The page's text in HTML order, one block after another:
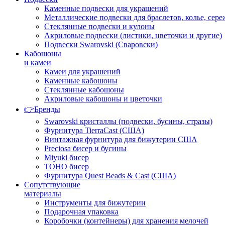
Каменные подвески для украшений
Металлические подвески для браслетов, колье,
Стеклянные подвески и кулоны
Акриловые подвески (листики, цветочки и другие)
Подвески Swarovski (Сваровски)
Кабошоны
и камеи
Камеи для украшений
Каменные кабошоны
Стеклянные кабошоны
Акриловые кабошоны и цветочки
👉Бренды
Swarovski кристаллы (подвески, бусины, стразы)
Фурнитура TierraCast (США)
Винтажная фурнитура для бижутерии США
Preciosa бисер и бусины
Miyuki бисер
TOHO бисер
Фурнитура Quest Beads & Cast (США)
Сопутствующие
материалы
Инструменты для бижутерии
Подарочная упаковка
Коробочки (контейнеры) для хранения мелочей